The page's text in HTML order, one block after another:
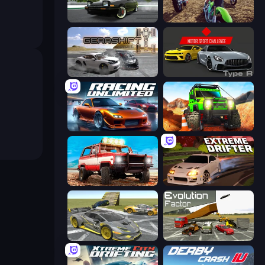
Drift Hunters MotoCross Riders
Gearshift One Motor Sport Challenge Type R
Racing Unlimited Offroad Life 3D
Offroad Masters Challenge Extreme Drifter
Wrong Way Evolution Factor